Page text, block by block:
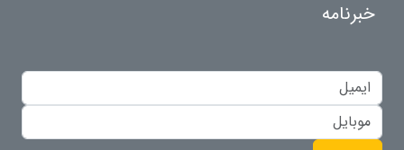
خبرنامه